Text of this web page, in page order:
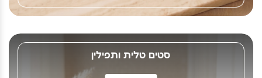
סטים טלית ותפילין